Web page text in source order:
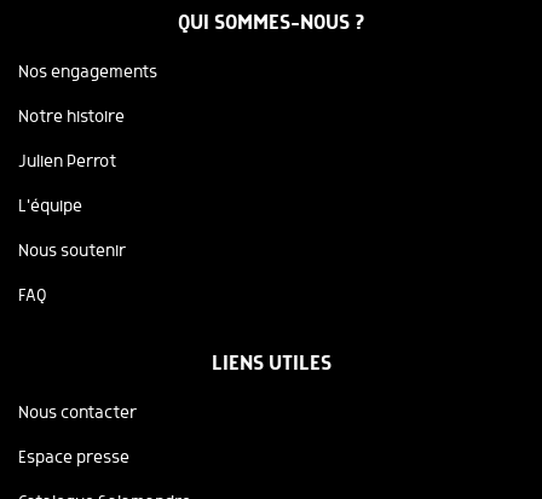
QUI SOMMES-NOUS ?
Nos engagements
Notre histoire
Julien Perrot
L'équipe
Nous soutenir
FAQ
LIENS UTILES
Nous contacter
Espace presse